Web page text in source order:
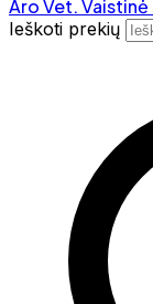
Aro Vet. Vaistinė
Ieškoti prekių